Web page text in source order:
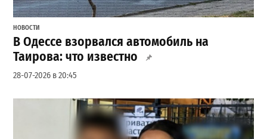
НОВОСТИ
В Одессе взорвался автомобиль на
Таирова: что известно
28-07-2026 в 20:45